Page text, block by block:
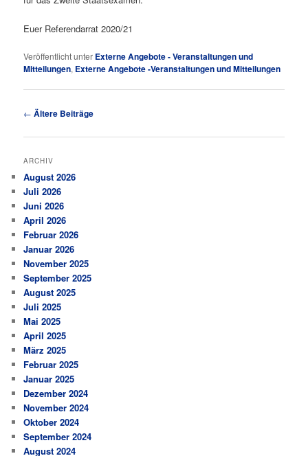
Euer Referendarrat 2020/21
Veröffentlicht unter Externe Angebote - Veranstaltungen und
Mitteilungen, Externe Angebote -Veranstaltungen und Mitteilungen
Beitragsnavigation
← Ältere Beiträge
ARCHIV
August 2026
Juli 2026
Juni 2026
April 2026
Februar 2026
Januar 2026
November 2025
September 2025
August 2025
Juli 2025
Mai 2025
April 2025
März 2025
Februar 2025
Januar 2025
Dezember 2024
November 2024
Oktober 2024
September 2024
August 2024